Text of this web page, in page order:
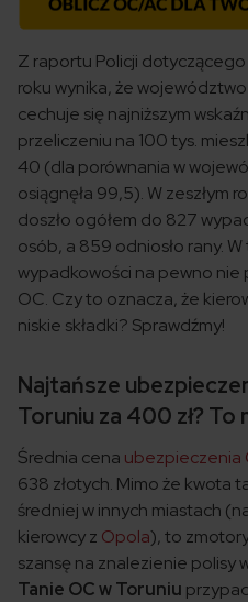
Z raportu Policji
roku wynika, że
cechuje się najniższym
przeliczeniu na 100 tys.
40 (dla porównania w
osiągnęła 99,5). W zeszłym
doszło ogółem do 827
osób, a 859 odniosło rany.
wypadkowości na pewno nie
OC. Czy to oznacza, że
niskie składki? Sprawdźmy!
Najtańsze
Toruniu za 400 zł? To
Średnia cena ubezpieczenia
638 złotych. Mimo że kwota
średniej w innych miastach
kierowcy z Opola), to
szansę na znalezienie polisy
Tanie OC w Toruniu